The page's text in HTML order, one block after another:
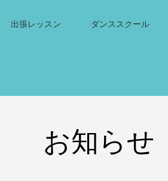
出張レッスン ダンススクール
お知らせ